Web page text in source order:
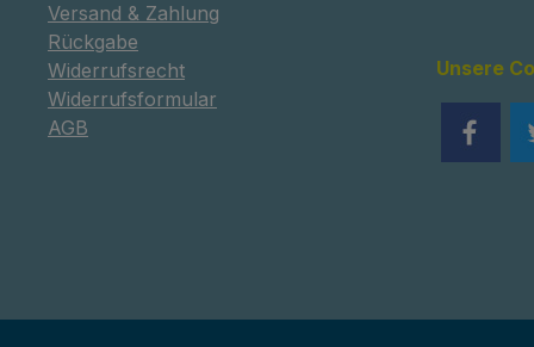
Versand & Zahlung
Rückgabe
Widerrufsrecht
Widerrufsformular
AGB
Unsere